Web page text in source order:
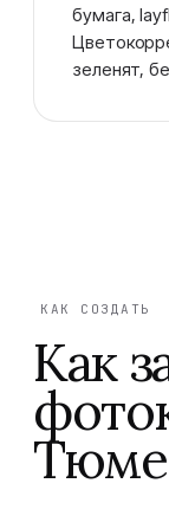
бумага,
зеленят,
КАК СОЗДАТЬ
Как